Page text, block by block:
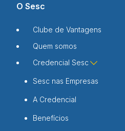
O Sesc
Clube de Vantagens
Quem somos
Credencial Sesc
Sesc nas Empresas
A Credencial
Benefícios